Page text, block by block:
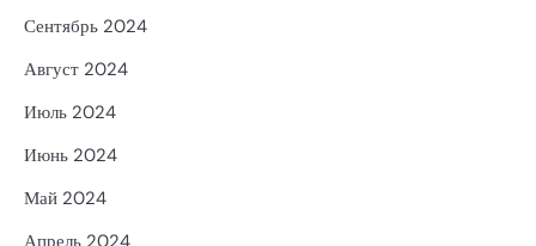
Сентябрь 2024
Август 2024
Июль 2024
Июнь 2024
Май 2024